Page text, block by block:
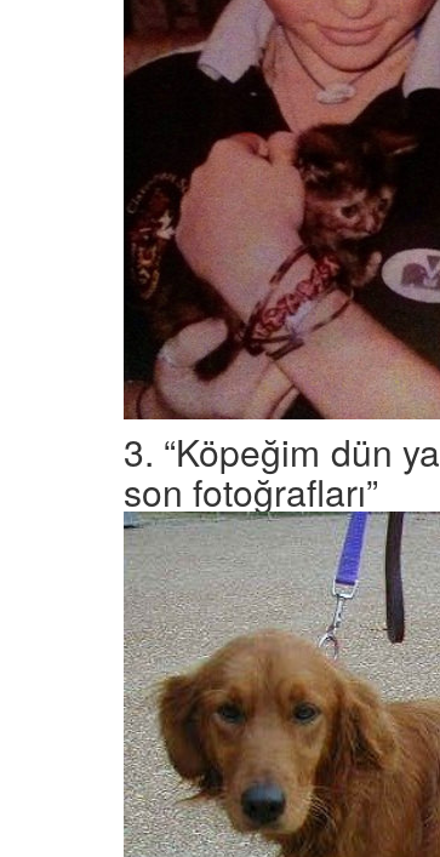
3. “Köpeğim dün
son fotoğrafları”